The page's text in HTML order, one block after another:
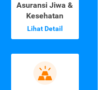
Asuransi Jiwa &
Kesehatan
Lihat Detail